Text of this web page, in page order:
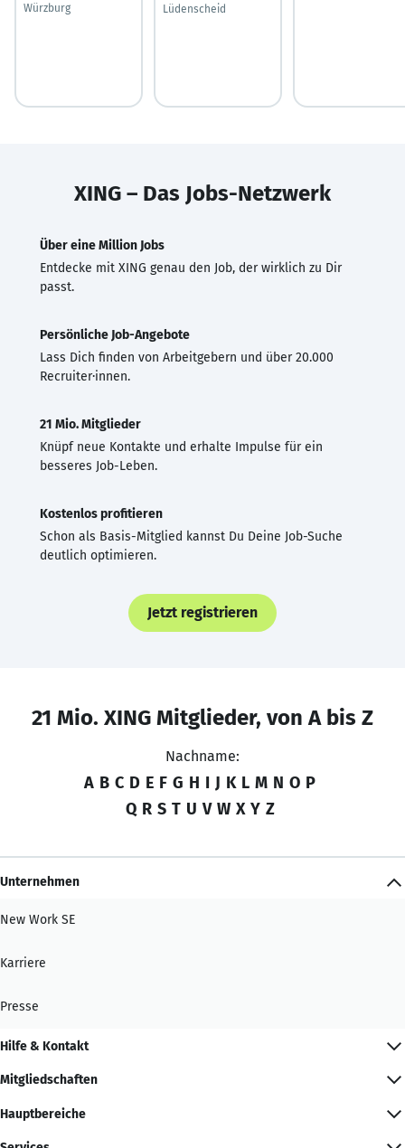
Würzburg
Lüdenscheid
XING – Das Jobs-Netzwerk
Über eine Million Jobs
Entdecke mit XING genau den Job, der wirklich zu Dir
passt.
Persönliche Job-Angebote
Lass Dich finden von Arbeitgebern und über 20.000
Recruiter·innen.
21 Mio. Mitglieder
Knüpf neue Kontakte und erhalte Impulse für ein
besseres Job-Leben.
Kostenlos profitieren
Schon als Basis-Mitglied kannst Du Deine Job-Suche
deutlich optimieren.
Jetzt registrieren
21 Mio. XING Mitglieder, von A bis Z
Nachname:
A B C D E F G H I J K L M N O P
Q R S T U V W X Y Z
Unternehmen
New Work SE
Karriere
Presse
Hilfe & Kontakt
Mitgliedschaften
Hauptbereiche